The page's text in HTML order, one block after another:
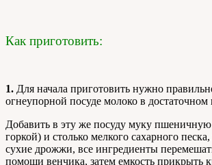
Как приготовить:
1. Для начала приготовить нужно
огнеупорной посуде молоко в достаточном
Добавить в эту же посуду муку пшеничную
горкой) и столько мелкого сахарного
сухие дрожжи, все ингредиенты
помощи венчика, затем емкость прикрыть